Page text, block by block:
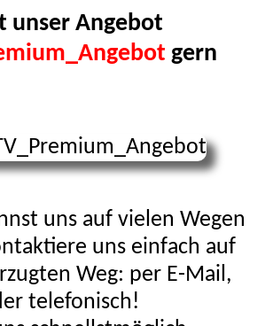
unser Angebot
gern
uns auf vielen Wegen
uns einfach auf
Weg: per E-Mail,
telefonisch!